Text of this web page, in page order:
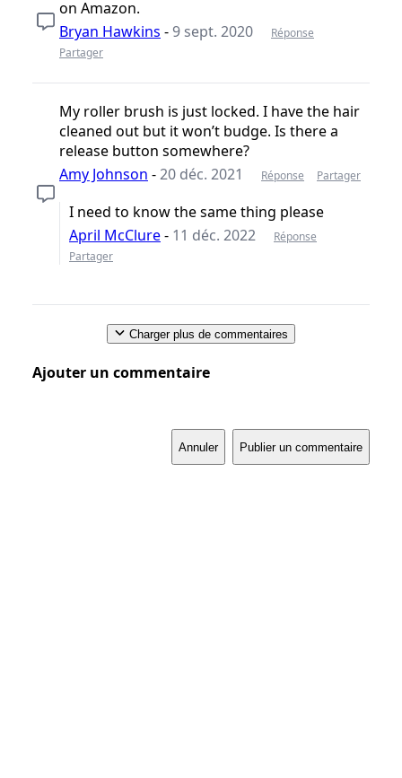
on Amazon.
Bryan Hawkins -9 sept. 2020
Réponse
Partager
My roller brush is just locked. I have the hair
cleaned out but it won’t budge. Is there a
release button somewhere?
Amy Johnson -20 déc. 2021 Réponse Partager
I need to know the same thing please
April McClure- 11 déc. 2022
Réponse
Partager
Charger plus de commentaires
Ajouter un commentaire
Annuler Publier un commentaire